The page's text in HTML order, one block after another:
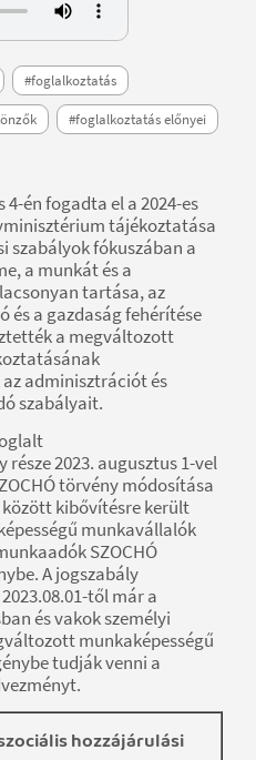
#foglalkoztatás
#foglalkoztatás előnyei
4-én fogadta el a 2024-es
tájékoztatása
szabályok fókuszában a
a munkát és a
tartása, az
és a gazdaság fehérítése
a megváltozott
adminisztrációt és
szabályait.
2023. augusztus 1-vel
törvény módosítása
között kibővítésre került
munkavállalók
SZOCHÓ
A jogszabály
től már a
és vakok személyi
munkaképességű
tudják venni a
hozzájárulási